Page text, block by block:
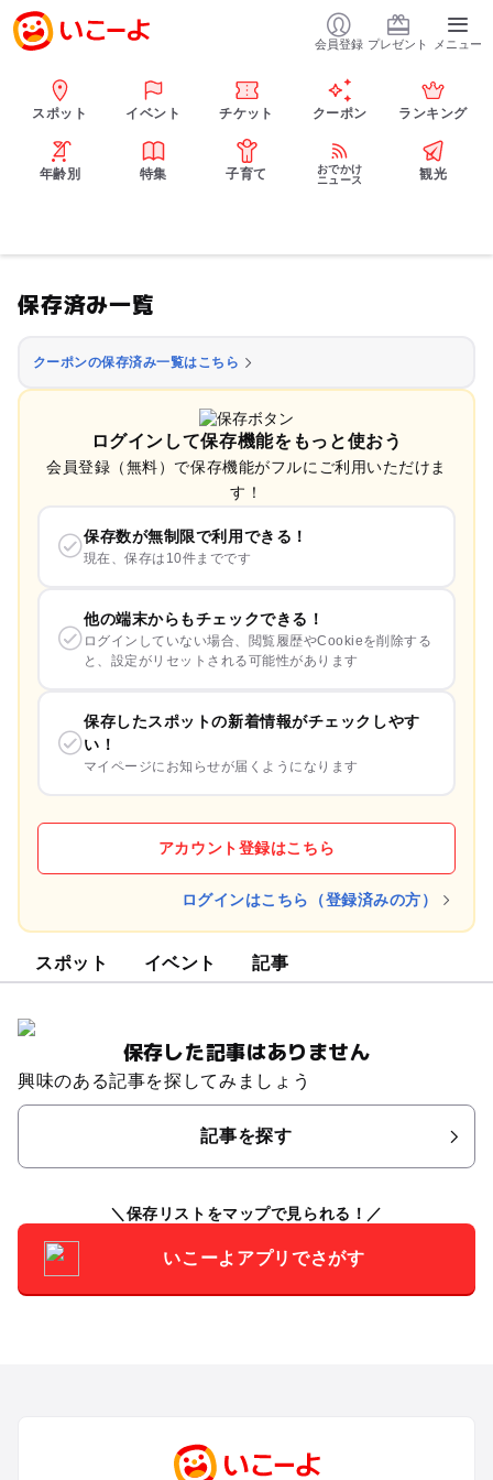
会員登録 プレゼント メニュー
スポット イベント チケット クーポン ランキング
年齢別 特集 子育て
おでかけ
ニュース
観光
保存済み一覧
クーポンの保存済み一覧はこちら
ログインして保存機能をもっと使おう
会員登録（無料）で保存機能がフルにご利用いただけま
す！
保存数が無制限で利用できる！
現在、保存は10件までです
他の端末からもチェックできる！
ログインしていない場合、閲覧履歴やCookieを削除する
と、設定がリセットされる可能性があります
保存したスポットの新着情報がチェックしやす
い！
マイページにお知らせが届くようになります
アカウント登録はこちら
ログインはこちら（登録済みの方）
スポット イベント 記事
保存した記事はありません
興味のある記事を探してみましょう
記事を探す
保存リストをマップで見られる！
いこーよアプリでさがす